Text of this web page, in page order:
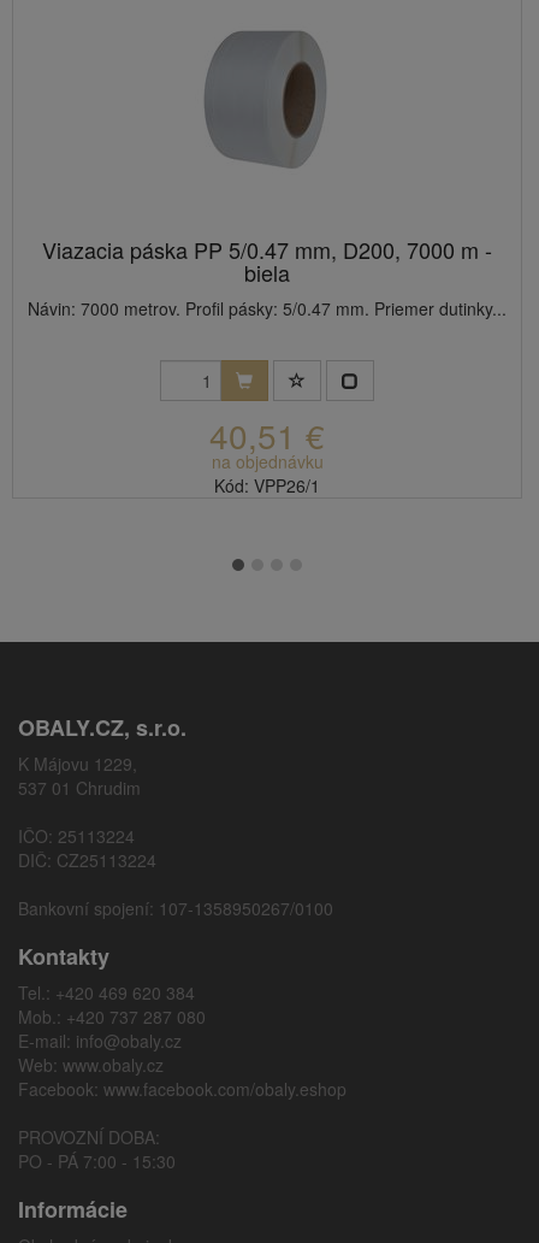
Viazacia páska PP 5/0.47 mm, D200, 7000 m -
biela
Návin: 7000 metrov. Profil pásky: 5/0.47 mm. Priemer dutinky...
40,51 €
na objednávku
Kód: VPP26/1
OBALY.CZ, s.r.o.
K Májovu 1229,
537 01 Chrudim
IČO: 25113224
DIČ: CZ25113224
Bankovní spojení: 107-1358950267/0100
Kontakty
Tel.: +420 469 620 384
Mob.: +420 737 287 080
E-mail: info@obaly.cz
Web: www.obaly.cz
Facebook: www.facebook.com/obaly.eshop
PROVOZNÍ DOBA:
PO - PÁ 7:00 - 15:30
Informácie